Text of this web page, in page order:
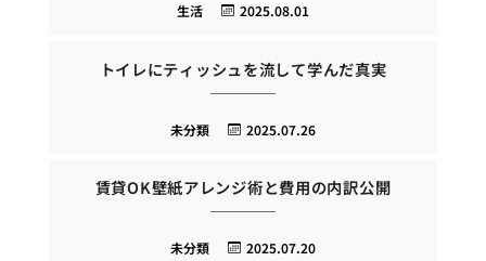
2025.08.01
生活
トイレにティッシュを流して学んだ真実
2025.07.26
未分類
賃貸OK壁紙アレンジ術と費用の内訳公開
2025.07.20
未分類